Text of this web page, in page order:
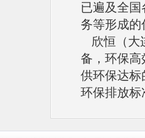
已遍及全
务等形成的
欣恒（大
备，环保
供环保达标
环保排放标